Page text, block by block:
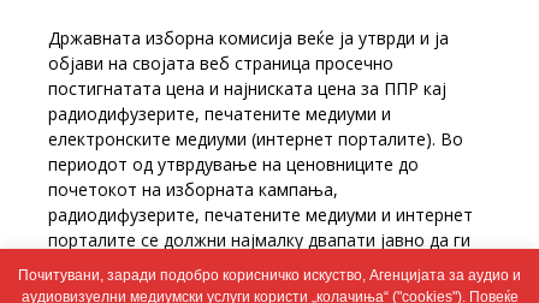
Државната изборна комисија веќе ја утврди и ја
објави на својата веб страница просечно
постигнатата цена и најниската цена за ППР кај
радиодифузерите, печатените медиуми и
електронските медиуми (интернет порталите). Во
периодот од утврдување на ценовниците до
почетокот на изборната кампања,
радиодифузерите, печатените медиуми и интернет
порталите се должни најмалку двапати јавно да ги
објават ценовниците на своите програми, односно
во своите изданија или интернет страници, најдоцна
Почитувани, заради подобро корисничко искуство, Агенцијата за аудио и
аудиовизуелни медиумски услуги користи „колачиња“ ("cookies"). Повеќе